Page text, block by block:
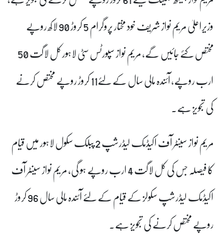
وزیراعلیٰ مریم نواز شریف خود مختار پروگرام 5 کروڑ 90 لاکھ روپے
مختص کئے جائیں گے، مریم نواز سپورٹس سٹی لاہور کل لاگت 50
ارب روپے، آئندہ مالی سال کے لئے11 کروڑ روپے مختص کرنے
کی تجویز ہے۔
مریم نواز سینٹر آف اکیڈمک لیڈرشپ 2 پبلک سکول لاہور میں قیام
کا فیصلہ جس کی کل لاگت 4 ارب روپے ہو گی، مریم نواز سینٹر آف
اکیڈمک لیڈرشپ سکولز کے قیام کے لئے آئندہ مالی سال 96 کروڑ
روپے مختص کرنے کی تجویز ہے۔